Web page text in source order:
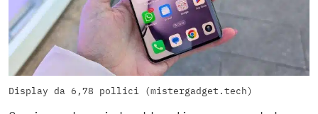
Display da 6,78 pollici (mistergadget.tech)